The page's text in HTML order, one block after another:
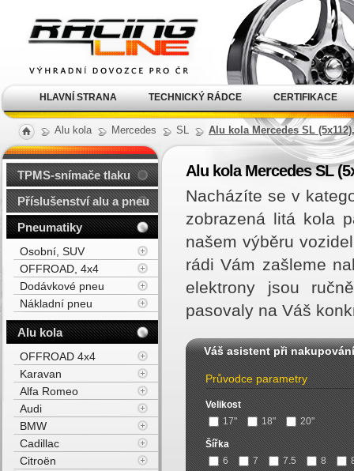
Alu kola Mercedes SL Alu kola Mercedes SL
Alu kola Mercedes SL
Nacházíte se v
zobrazená litá kola
našem výběru
rádi Vám zašleme
elektrony jsou
pasovaly na Váš
Váš asistent při nakupování
Průvodce parametry
Velikost
17"
18" 20"
Šířka
6
7 7.5 8
TPMS-snímače tlaku
Příslušenství alu a pneu
Pneumatiky
Osobní, SUV
OFFROAD, 4x4
Dodávkové pneu
Nákladní pneu
Alu kola
OFFROAD 4x4
Karavan
Alfa Romeo
Audi
BMW
Cadillac
Citroën
kola Racing Line
HLAVNÍ STRANA TECHNICKÝ RÁDCE CERTIFIKACE